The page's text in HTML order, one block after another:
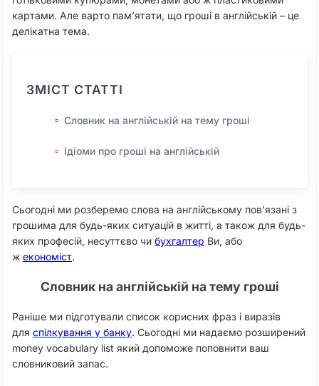
картами. Але варто пам’ятати, що гроші в англійській – це
делікатна тема.
ЗМІСТ СТАТТІ
Словник на англійській на тему гроші
Ідіоми про гроші на англійській
Сьогодні ми розберемо слова на англійському пов’язані з
грошима для будь-яких ситуацій в житті, а також для будь-
яких професій, несуттєво чи бухгалтер Ви, або
ж економіст.
Словник на англійській на тему гроші
Раніше ми підготували список корисних фраз і виразів
для спілкування у банку. Сьогодні ми надаємо розширений
money vocabulary list який допоможе поповнити ваш
словниковий запас.